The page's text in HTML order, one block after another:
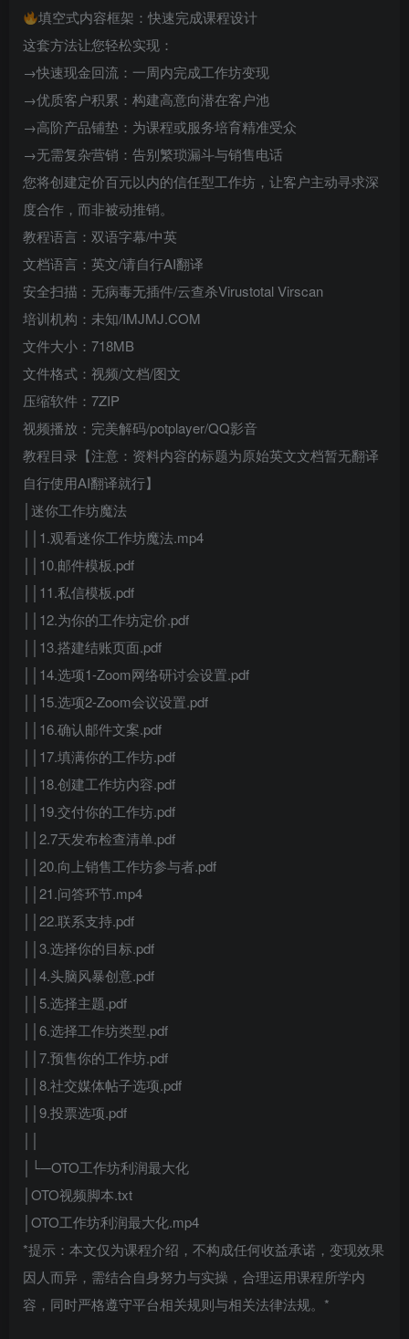
填空式内容框架：快速完成课程设计
这套方法让您轻松实现：
→快速现金回流：一周内完成工作坊变现
→优质客户积累：构建高意向潜在客户池
→高阶产品铺垫：为课程或服务培育精准受众
→无需复杂营销：告别繁琐漏斗与销售电话
您将创建定价百元以内的信任型工作坊，让客户主动寻求深
度合作，而非被动推销。
教程语言：双语字幕/中英
文档语言：英文/请自行AI翻译
安全扫描：无病毒无插件/云查杀Virustotal Virscan
培训机构：未知/IMJMJ.COM
文件大小：718MB
文件格式：视频/文档/图文
压缩软件：7ZIP
视频播放：完美解码/potplayer/QQ影音
教程目录【注意：资料内容的标题为原始英文文档暂无翻译
自行使用AI翻译就行】
│迷你工作坊魔法
││1.观看迷你工作坊魔法.mp4
││10.邮件模板.pdf
││11.私信模板.pdf
││12.为你的工作坊定价.pdf
││13.搭建结账页面.pdf
││14.选项1-Zoom网络研讨会设置.pdf
││15.选项2-Zoom会议设置.pdf
││16.确认邮件文案.pdf
││17.填满你的工作坊.pdf
││18.创建工作坊内容.pdf
││19.交付你的工作坊.pdf
││2.7天发布检查清单.pdf
││20.向上销售工作坊参与者.pdf
││21.问答环节.mp4
││22.联系支持.pdf
││3.选择你的目标.pdf
││4.头脑风暴创意.pdf
││5.选择主题.pdf
││6.选择工作坊类型.pdf
││7.预售你的工作坊.pdf
││8.社交媒体帖子选项.pdf
││9.投票选项.pdf
│└─OTO工作坊利润最大化
│OTO视频脚本.txt
│OTO工作坊利润最大化.mp4
*提示：本文仅为课程介绍，不构成任何收益承诺，变现效果
因人而异，需结合自身努力与实操，合理运用课程所学内
容，同时严格遵守平台相关规则与相关法律法规。*